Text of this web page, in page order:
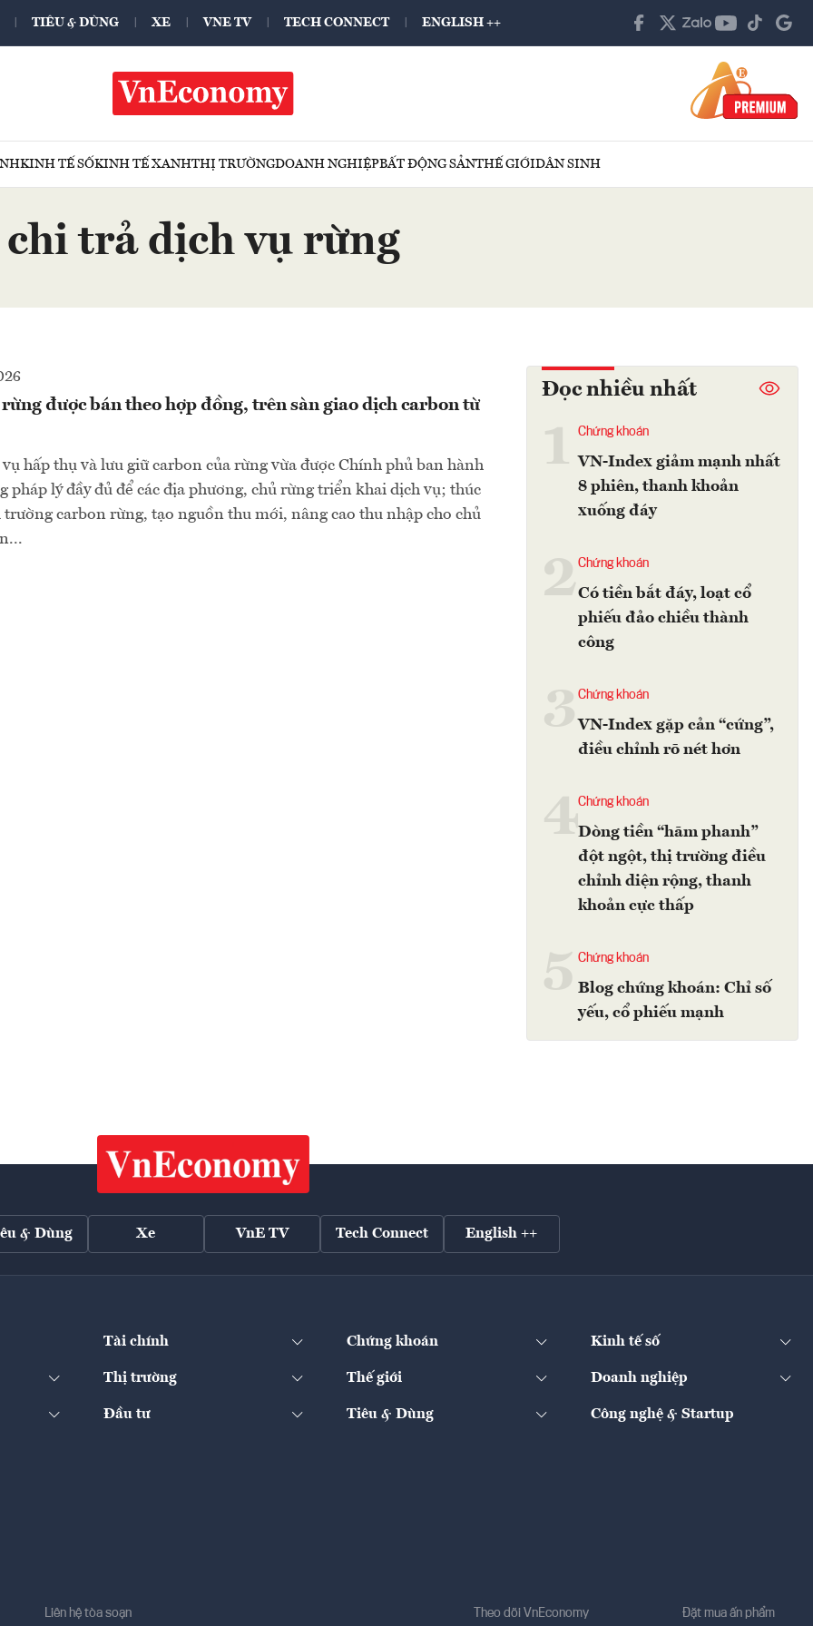
TIÊU & DÙNG XE VNE TV TECH CONNECT ENGLISH ++
KINH TẾ SỐKINH TẾ XANHTHỊ TRƯỜNGDOANH NGHIỆPBẤT ĐỘNG SẢNTHẾ GIỚIDÂN SINH
chi trả dịch vụ rừng
được bán theo hợp đồng, trên sàn giao dịch carbon từ
hấp thụ và lưu giữ carbon của rừng vừa được Chính phủ ban hành
pháp lý đầy đủ để các địa phương, chủ rừng triển khai dịch vụ; thúc
carbon rừng, tạo nguồn thu mới, nâng cao thu nhập cho chủ
Đọc nhiều nhất
Chứng khoán
VN-Index giảm mạnh nhất
8 phiên, thanh khoản
xuống đáy
2Chứng khoán
Có tiền bắt đáy, loạt cổ
phiếu đảo chiều thành
công
Chứng khoán
VN-Index gặp cản “cứng”,
điều chỉnh rõ nét hơn
4Chứng khoán
Dòng tiền “hãm phanh”
đột ngột, thị trường điều
chỉnh diện rộng, thanh
khoản cực thấp
Chứng khoán
Blog chứng khoán: Chỉ số
yếu, cổ phiếu mạnh
& Dùng Xe VnE TV Tech Connect English ++
Tài chính Chứng khoán Kinh tế số
Thị trường Thế giới Doanh nghiệp
Đầu tư Tiêu & Dùng Công nghệ & Startup
Liên hệ tòa soạn Theo dõi VnEconomy Đặt mua ấn phẩm